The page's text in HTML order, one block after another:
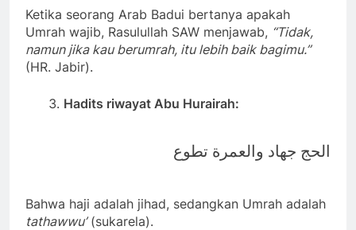
Ketika seorang Arab Badui bertanya apakah
Umrah wajib, Rasulullah SAW menjawab, “Tidak,
namun jika kau berumrah, itu lebih baik bagimu.”
(HR. Jabir).
Hadits riwayat Abu Hurairah:
الحج جهاد والعمرة تطوع
Bahwa haji adalah jihad, sedangkan Umrah adalah
tathawwu’(sukarela).